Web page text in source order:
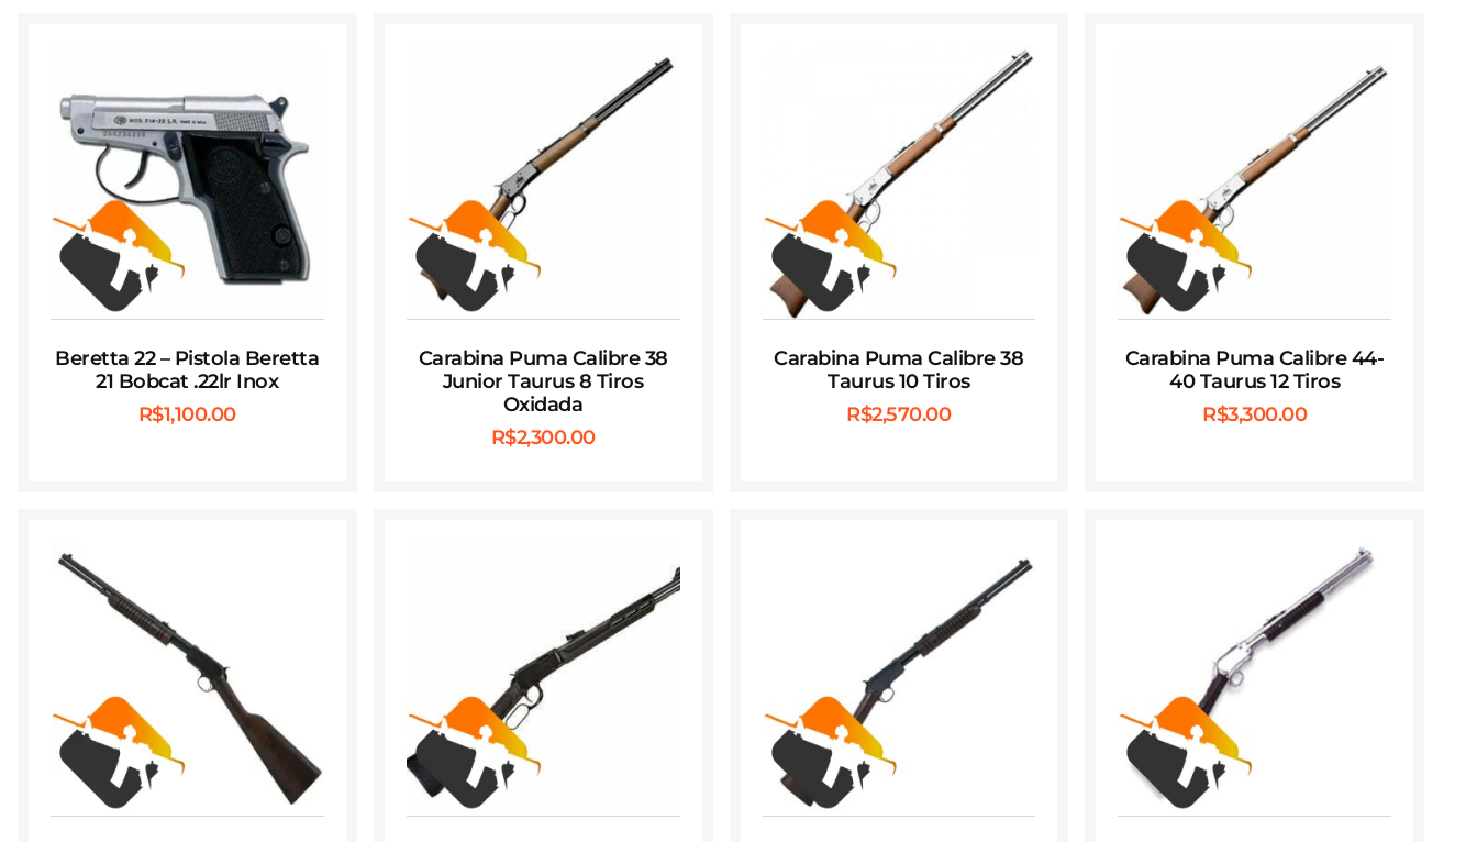
Beretta 22 – Pistola Beretta
21 Bobcat .22lr Inox
R$1,100.00
Carabina Puma Calibre 38
Junior Taurus 8 Tiros
Oxidada
R$2,300.00
Carabina Puma Calibre 38
Taurus 10 Tiros
R$2,570.00
Carabina Puma Calibre 44-
40 Taurus 12 Tiros
R$3,300.00